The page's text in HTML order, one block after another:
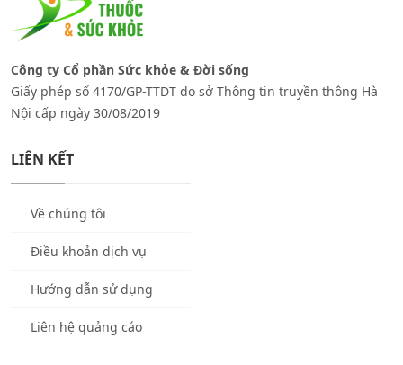
Công ty Cổ phần Sức khỏe & Đời sống
Giấy phép số 4170/GP-TTDT do sở Thông tin truyền thông Hà
Nội cấp ngày 30/08/2019
LIÊN KẾT
Về chúng tôi
Điều khoản dịch vụ
Hướng dẫn sử dụng
Liên hệ quảng cáo